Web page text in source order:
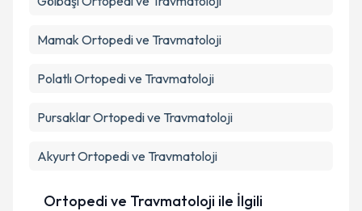
Mamak Ortopedi ve Travmatoloji
PolatlıOrtopedi ve Travmatoloji
PursaklarOrtopedi ve Travmatoloji
AkyurtOrtopedi ve Travmatoloji
Ortopedi ve Travmatoloji ile İlgili